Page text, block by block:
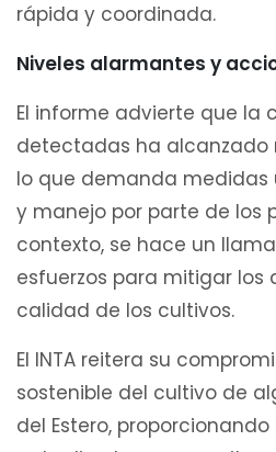
rápida y coordinada.
Niveles alarmantes y
El informe advierte que la
detectadas ha alcanzado
lo que demanda medidas
y manejo por parte de los
contexto, se hace un
esfuerzos para mitigar los
calidad de los cultivos.
El INTA reitera su
sostenible del cultivo de
del Estero,